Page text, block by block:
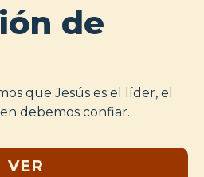
de
que Jesús es el líder, el
debemos confiar.
VER